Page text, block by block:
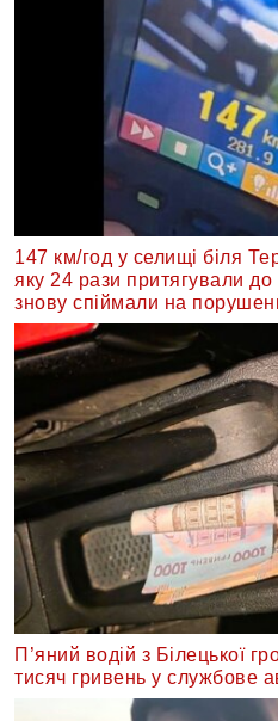
147 км/год у селищі біля
яку 24 рази притягували до
знову спіймали на
П’яний водій з Білецької
тисяч гривень у службове